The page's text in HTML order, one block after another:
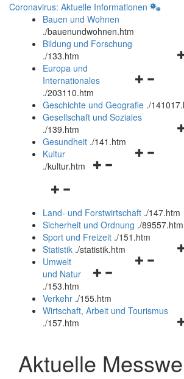
Coronavirus: Aktuelle Informationen
Bauen und Wohnen
./bauenundwohnen.htm
Bildung und Forschung
./133.htm
und
schließen
Europa und
Internationales
./203110.htm
Geschichte und Geografie ./
Gesellschaft und Soziales
./139.htm
Gesundheit ./141.htm
Navigationsmenü
Kultur
./kultur.htm
Navigationsmenü
und
schließen
Land- und Forstwirtschaft ./147.htm
Sicherheit und Ordnung ./89557.htm
Sport und Freizeit ./151.htm
Statistik ./statistik.htm
Navigationsmenü
und
schließen
Umwelt
und Natur
./153.htm
Verkehr ./155.htm
Wirtschaft, Arbeit und Tourismus
./157.htm
Aktuelle